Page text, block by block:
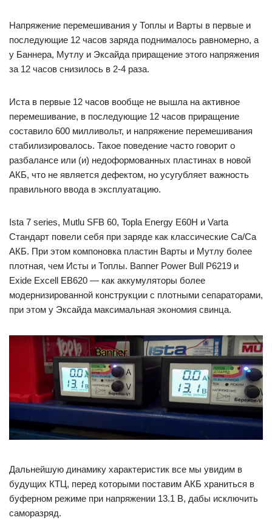
Напряжение перемешивания у Топлы и Варты в первые и
последующие 12 часов заряда поднималось равномерно, а
у Баннера, Мутлу и Эксайда приращение этого напряжения
за 12 часов снизилось в 2-4 раза.
Иста в первые 12 часов вообще не вышла на активное
перемешивание, в последующие 12 часов приращение
составило 600 милливольт, и напряжение перемешивания
стабилизировалось. Такое поведение часто говорит о
разбалансе или (и) недоформованных пластинах в новой
АКБ, что не является дефектом, но усугубляет важность
правильного ввода в эксплуатацию.
Ista 7 series, Mutlu SFB 60, Topla Energy E60H и Varta
Стандарт повели себя при заряде как классические Ca/Ca
АКБ. При этом компоновка пластин Варты и Мутлу более
плотная, чем Исты и Топлы. Banner Power Bull P6219 и
Exide Excell EB620 — как аккумуляторы более
модернизированной конструкции с плотными сепараторами,
при этом у Эксайда максимальная экономия свинца.
Дальнейшую динамику характеристик все мы увидим в
будущих КТЦ, перед которыми поставим АКБ храниться в
буферном режиме при напряжении 13.1 В, дабы исключить
саморазряд.